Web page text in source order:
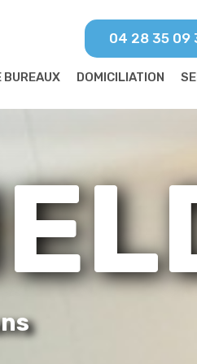
04 28 35 09
BUREAUX DOMICILIATION